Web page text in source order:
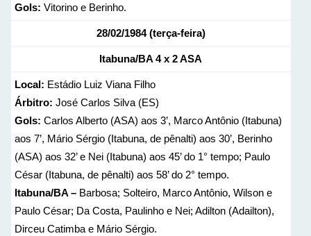
Gols: Vitorino e Berinho.
28/02/1984 (terça-feira)
Itabuna/BA 4 x 2 ASA
Local: Estádio Luiz Viana Filho
Árbitro: José Carlos Silva (ES)
Gols: Carlos Alberto (ASA) aos 3’, Marco Antônio (Itabuna)
aos 7’, Mário Sérgio (Itabuna, de pênalti) aos 30’, Berinho
(ASA) aos 32’ e Nei (Itabuna) aos 45’ do 1° tempo; Paulo
César (Itabuna, de pênalti) aos 58’ do 2° tempo.
Itabuna/BA –Barbosa; Solteiro, Marco Antônio, Wilson e
Paulo César; Da Costa, Paulinho e Nei; Adilton (Adailton),
Dirceu Catimba e Mário Sérgio.